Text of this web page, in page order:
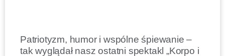
Patriotyzm, humor i wspólne śpiewanie –
tak wyglądał nasz ostatni spektakl „Korpo i